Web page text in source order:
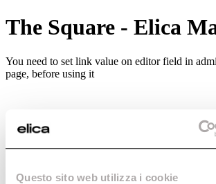
Questo sito web utilizza i cookie
The Square - Elica
You need to set link value on editor field in
page, before using it